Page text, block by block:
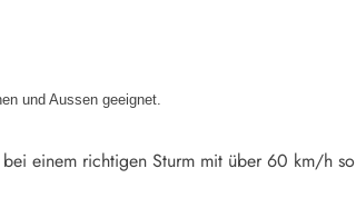
und Aussen geeignet.
einem richtigen Sturm mit über 60 km/h